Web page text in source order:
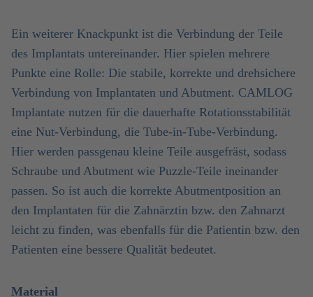
Ein weiterer Knackpunkt ist die Verbindung der Teile
des Implantats untereinander. Hier spielen mehrere
Punkte eine Rolle: Die stabile, korrekte und drehsichere
Verbindung von Implantaten und Abutment. CAMLOG
Implantate nutzen für die dauerhafte Rotationsstabilität
eine Nut-Verbindung, die Tube-in-Tube-Verbindung.
Hier werden passgenau kleine Teile ausgefräst, sodass
Schraube und Abutment wie Puzzle-Teile ineinander
passen. So ist auch die korrekte Abutmentposition an
den Implantaten für die Zahnärztin bzw. den Zahnarzt
leicht zu finden, was ebenfalls für die Patientin bzw. den
Patienten eine bessere Qualität bedeutet.
Material